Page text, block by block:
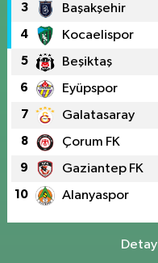
3 Başakşehir
4 Kocaelispor
5 Beşiktaş
6 Eyüpspor
7 Galatasaray
8 Çorum FK
9 Gaziantep FK
10 Alanyaspor